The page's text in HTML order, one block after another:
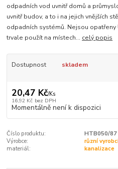
odpadních vod uvnitř domů a
uvnitř budov, a to i na jejich vnějších
odpadních systémů. Nejsou
trvale použít na místech... celý popis
Dostupnost skladem
20,47 Kč/Ks
16,92 Kč bez DPH
Momentálně není k dispozici
Číslo produktu:
HTB050/87
Výrobce:
různí
materiál:
kanalizace